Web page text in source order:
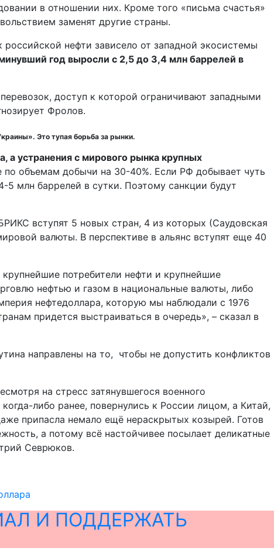
в отношении них. Кроме того «письма счастья»
заменят другие страны.
нефти зависело от западной экосистемы
год выросли с 2,5 до 3,4 млн баррелей в
доступ к которой ограничивают западными
Фролов.
Это тупая борьба за рынки.
устранения с мирового рынка крупных
объемам добычи на 30-40%. Если РФ добывает чуть
5 млн баррелей в сутки. Поэтому санкции будут
вступят 5 новых стран, 4 из которых (Саудовская
валюты. В перспективе в альянс вступят еще 40
потребители нефти и крупнейшие
нефтью и газом в национальные валюты, либо
нефтедоллара, которую мы наблюдали с 1976
придется выстраиваться в очередь», – сказал в
направлены на то, чтобы не допустить конфликтов
на стресс затянувшегося военного
либо ранее, повернулись к России лицом, а Китай,
припасла немало ещё нераскрытых козырей. Готов
а потому всё настойчивее посылает деликатные
Севрюков.
И ПОДДЕРЖАТЬ